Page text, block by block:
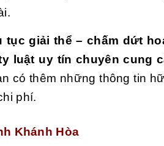
tục giải thể – chấm dứt
luật uy tín chuyên cung
có thêm những thông tin
phí.
Khánh Hòa